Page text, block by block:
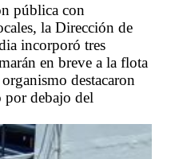
pública con
la Dirección de
incorporó tres
en breve a la flota
destacaron
por debajo del